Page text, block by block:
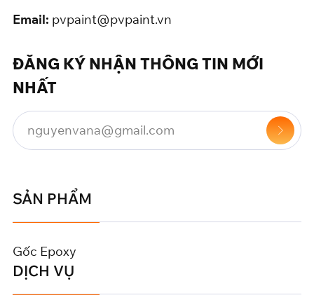
Email: pvpaint@pvpaint.vn
ĐĂNG KÝ NHẬN THÔNG TIN MỚI
NHẤT
SẢN PHẨM
Gốc Epoxy
DỊCH VỤ